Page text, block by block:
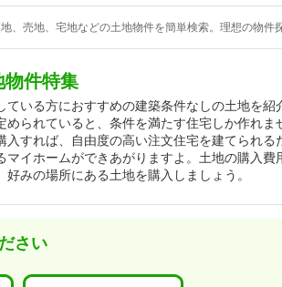
、売地、宅地などの土地物件を簡単検索。理想の物
物件特集
ている方におすすめの建築条件なしの土地を紹
められていると、条件を満たす住宅しか作れま
入すれば、自由度の高い注文住宅を建てられる
マイホームができあがりますよ。土地の購入費
みの場所にある土地を購入しましょう。
さい